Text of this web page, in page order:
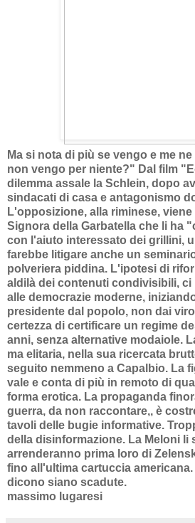
Ma si nota di più se vengo e me
non vengo per niente?" Dal film
dilemma assale la Schlein, dopo
sindacati di casa e antagonismo
L'opposizione, alla riminese,
Signora della Garbatella che li ha
con l'aiuto interessato dei grillini,
farebbe litigare anche un
polveriera piddina. L'ipotesi di
aldilà dei contenuti condivisibili,
alle democrazie moderne,
presidente dal popolo, non dai
certezza di certificare un regime
anni, senza alternative modaiole.
ma elitaria, nella sua ricercata
seguito nemmeno a Capalbio. La
vale e conta di più in remoto di
forma erotica. La propaganda
guerra, da non raccontare,, è
tavoli delle bugie informative.
della disinformazione. La Meloni li
arrenderanno prima loro di
fino all'ultima cartuccia americana.
dicono siano scadute.
massimo lugaresi